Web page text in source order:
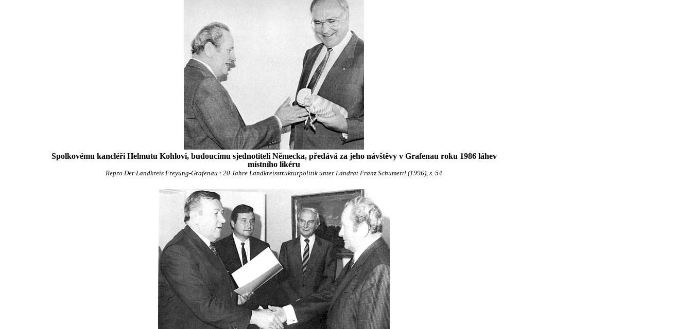
Spolkovému kancléři Helmutu Kohlovi, budoucímu sjednotiteli Německa, předává za jeho návštěvy v Grafenau roku 1986 láhev
místního likéru
Repro Der Landkreis Freyung-Grafenau : 20 Jahre Landkreisstrukturpolitik unter Landrat Franz Schumertl (1996), s. 54